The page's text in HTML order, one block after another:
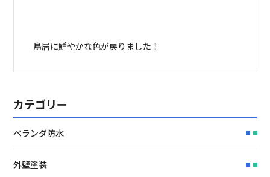
鳥居に鮮やかな色が戻りました！
カテゴリー
ベランダ防水
外壁塗装